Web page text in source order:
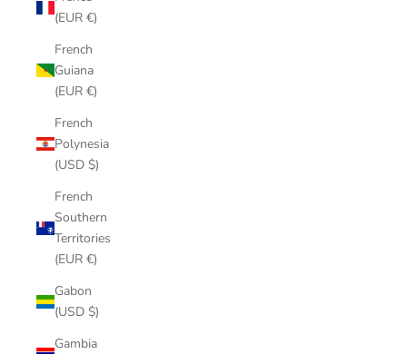
(EUR €)
French
Guiana
(EUR €)
French
Polynesia
(USD $)
French
Southern
Territories
(EUR €)
Gabon
(USD $)
Gambia